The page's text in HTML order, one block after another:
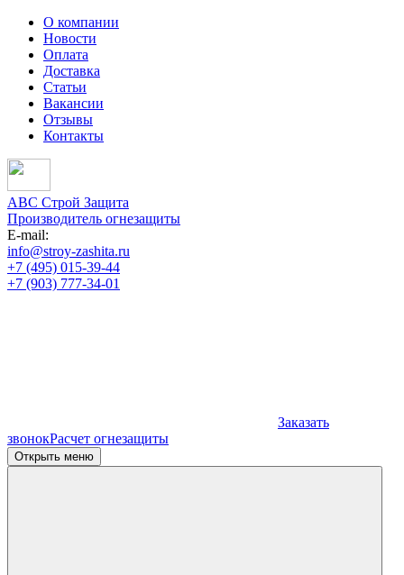
О компании
Новости
Оплата
Доставка
Статьи
Вакансии
Отзывы
Контакты
АВС Строй Защита
Производитель огнезащиты
E-mail:
info@stroy-zashita.ru
+7 (495) 015-39-44
+7 (903) 777-34-01
Заказать
звонокРасчет огнезащиты
Открыть меню